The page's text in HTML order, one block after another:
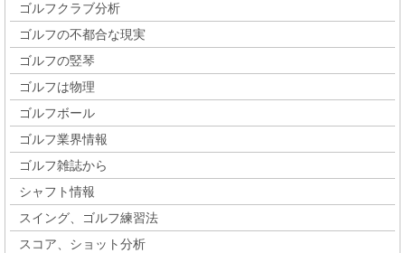
ゴルフクラブ分析
ゴルフの不都合な現実
ゴルフの竪琴
ゴルフは物理
ゴルフボール
ゴルフ業界情報
ゴルフ雑誌から
シャフト情報
スイング、ゴルフ練習法
スコア、ショット分析